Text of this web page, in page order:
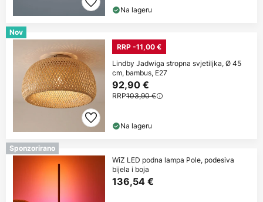
Na lageru
Nov
RRP -11,00 €
Lindby Jadwiga stropna svjetiljka, Ø 45
cm, bambus, E27
92,90 €
RRP103,90 €
Na lageru
Sponzorirano
WiZ LED podna lampa Pole, podesiva
bijela i boja
136,54 €